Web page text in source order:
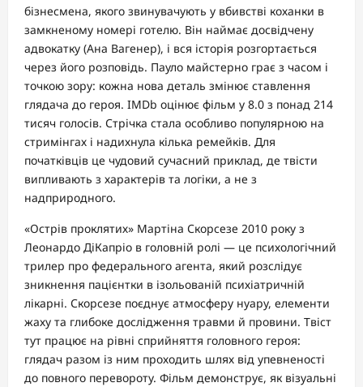
бізнесмена, якого звинувачують у вбивстві коханки в
замкненому номері готелю. Він наймає досвідчену
адвокатку (Ана Вагенер), і вся історія розгортається
через його розповідь. Пауло майстерно грає з часом і
точкою зору: кожна нова деталь змінює ставлення
глядача до героя. IMDb оцінює фільм у 8.0 з понад 214
тисяч голосів. Стрічка стала особливо популярною на
стримінгах і надихнула кілька ремейків. Для
початківців це чудовий сучасний приклад, де твісти
випливають з характерів та логіки, а не з
надприродного.
«Острів проклятих» Мартіна Скорсезе 2010 року з
Леонардо ДіКапріо в головній ролі — це психологічний
трилер про федерального агента, який розслідує
зникнення пацієнтки в ізольованій психіатричній
лікарні. Скорсезе поєднує атмосферу нуару, елементи
жаху та глибоке дослідження травми й провини. Твіст
тут працює на рівні сприйняття головного героя:
глядач разом із ним проходить шлях від упевненості
до повного перевороту. Фільм демонструє, як візуальні